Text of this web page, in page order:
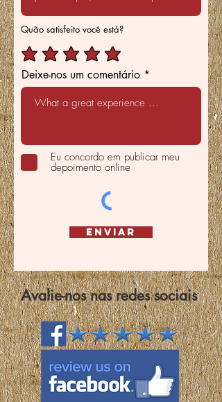
Quão satisfeito você está?
Deixe-nos um comentário
Eu concordo em publicar meu
depoimento online
Enviar
Avalie-nos nas redes sociais